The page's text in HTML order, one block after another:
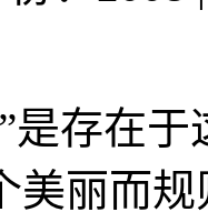
存在于
美丽而